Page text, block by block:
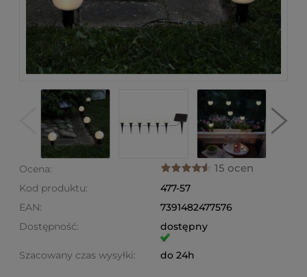
Ocena: 15 ocen
Kod produktu:
477-57
EAN:
7391482477576
Dostępność:
dostępny
Szacowany czas wysyłki: do 24h